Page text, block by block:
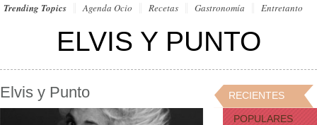
Trending Topics Agenda Ocio Recetas Gastronomía Entretanto
ELVIS Y PUNTO
Elvis y Punto RECIENTES
POPULARES